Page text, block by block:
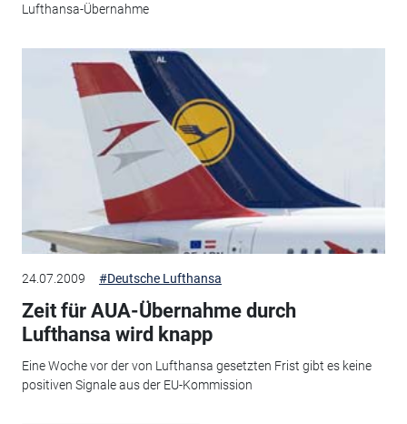
Lufthansa-Übernahme
24.07.2009 #Deutsche Lufthansa
Zeit für AUA-Übernahme durch
Lufthansa wird knapp
Eine Woche vor der von Lufthansa gesetzten Frist gibt es keine
positiven Signale aus der EU-Kommission